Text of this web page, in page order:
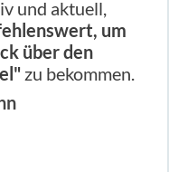
und aktuell,
um
über den
zu bekommen.